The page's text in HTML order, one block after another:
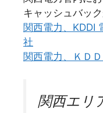
キャッシュバッ
関西電力、KDDI
社
関西電力、ＫＤ
関西エリ